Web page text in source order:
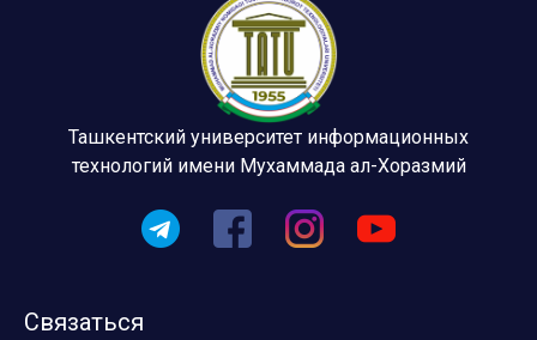
Ташкентский университет информационных
технологий имени Мухаммада ал-Хоразмий
Связаться